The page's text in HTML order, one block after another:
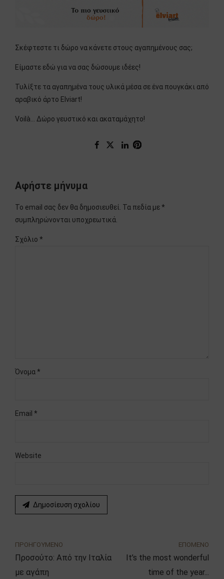
Σκέφτεστε τι δώρο να κάνετε στους αγαπημένους σας;
Είμαστε εδώ για να σας δώσουμε ιδέες!
Τυλίξτε τα αγαπημένα τους υλικά μέσα σε ένα πουγκάκι από
αραβικό άρτο Elviart!
Voilà… Δώρο γευστικό και ακαταμάχητο!
Αφήστε μήνυμα
Το email σας δεν θα δημοσιευθεί. Τα πεδία με *
συμπληρώνονται υποχρεωτικά.
Σχόλιο *
Όνομα *
Email *
Website
Δημοσίευση σχολίου
ΠΡΟΗΓΟΥΜΕΝΟ
Προσούτο: Από την Ιταλία
με αγάπη
ΕΠΟΜΕΝΟ
It’s the most wonderful
time of the year...